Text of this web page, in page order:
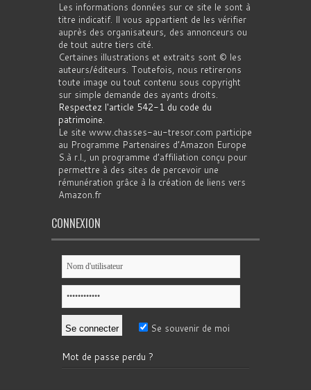
Les informations données sur ce site le sont à
titre indicatif. Il vous appartient de les vérifier
auprès des organisateurs, des annonceurs ou
de tout autre tiers cité.
Certaines illustrations et extraits sont © les
auteurs/éditeurs. Toutefois, nous retirerons
toute image ou tout contenu sous copyright
sur simple demande des ayants droits.
Respectez l'article 542-1 du code du
patrimoine.
Le site www.chasses-au-tresor.com participe
au Programme Partenaires d’Amazon Europe
S.à r.l., un programme d’affiliation conçu pour
permettre à des sites de percevoir une
rémunération grâce à la création de liens vers
Amazon.fr
CONNEXION
Se souvenir de moi
Mot de passe perdu ?